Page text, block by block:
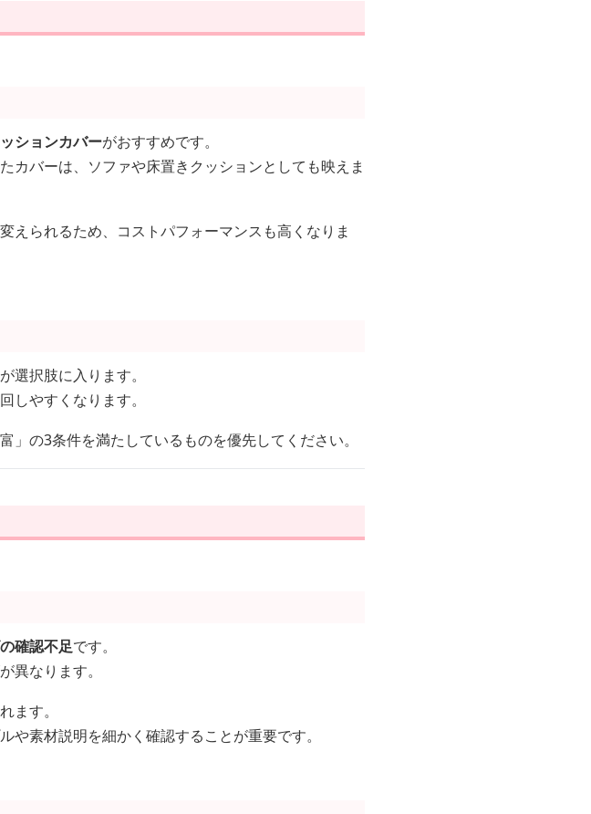
ションカバーがおすすめです。
カバーは、ソファや床置きクッションとしても映えま
えられるため、コストパフォーマンスも高くなりま
が選択肢に入ります。
しやすくなります。
の3条件を満たしているものを優先してください。
確認不足です。
異なります。
ます。
素材説明を細かく確認することが重要です。